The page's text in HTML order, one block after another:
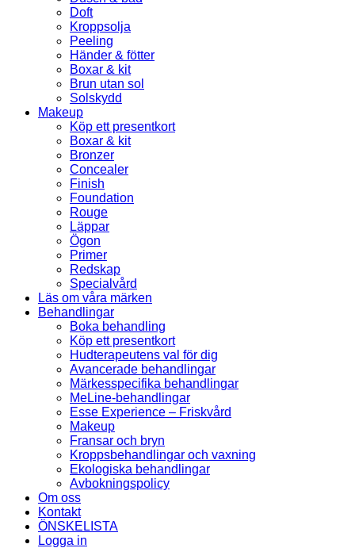
Doft
Kroppsolja
Peeling
Händer & fötter
Boxar & kit
Brun utan sol
Solskydd
Makeup
Köp ett presentkort
Boxar & kit
Bronzer
Concealer
Finish
Foundation
Rouge
Läppar
Ögon
Primer
Redskap
Specialvård
Läs om våra märken
Behandlingar
Boka behandling
Köp ett presentkort
Hudterapeutens val för dig
Avancerade behandlingar
Märkesspecifika behandlingar
MeLine-behandlingar
Esse Experience – Friskvård
Makeup
Fransar och bryn
Kroppsbehandlingar och vaxning
Ekologiska behandlingar
Avbokningspolicy
Om oss
Kontakt
ÖNSKELISTA
Logga in